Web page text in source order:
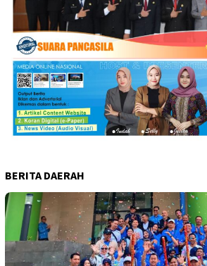
BERITA DAERAH